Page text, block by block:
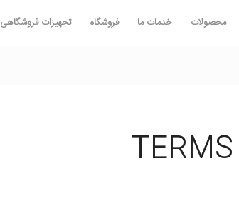
محصولات خدمات ما فروشگاه تجهیزات فروشگاهی